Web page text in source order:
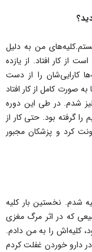
هستم.کلیه‌های من به دلیل
از کار افتاد. از یازده
کارایی‌شان را از دست
صورت کامل از کار افتاد
شدم. در طی این دوره
گرفته بود. حتی کار از
کرد و پزشکان مجبور
شدم. نخستین بار کلیه
که در اثر مرگ مغزی
کلیه‌اش را‌ به‌ من دادم.
دارو خوردن‌ غفلت کردم